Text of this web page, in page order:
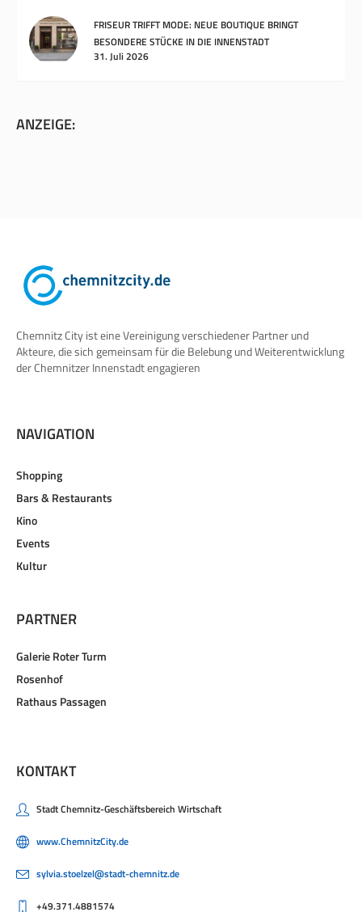
FRISEUR TRIFFT MODE: NEUE BOUTIQUE BRINGT
BESONDERE STÜCKE IN DIE INNENSTADT
31. Juli 2026
ANZEIGE:
Chemnitz City ist eine Vereinigung verschiedener Partner und
Akteure, die sich gemeinsam für die Belebung und Weiterentwicklung
der Chemnitzer Innenstadt engagieren
NAVIGATION
Shopping
Bars & Restaurants
Kino
Events
Kultur
PARTNER
Galerie Roter Turm
Rosenhof
Rathaus Passagen
KONTAKT
Stadt Chemnitz-Geschäftsbereich Wirtschaft
www.ChemnitzCity.de
sylvia.stoelzel@stadt-chemnitz.de
+49.371.4881574